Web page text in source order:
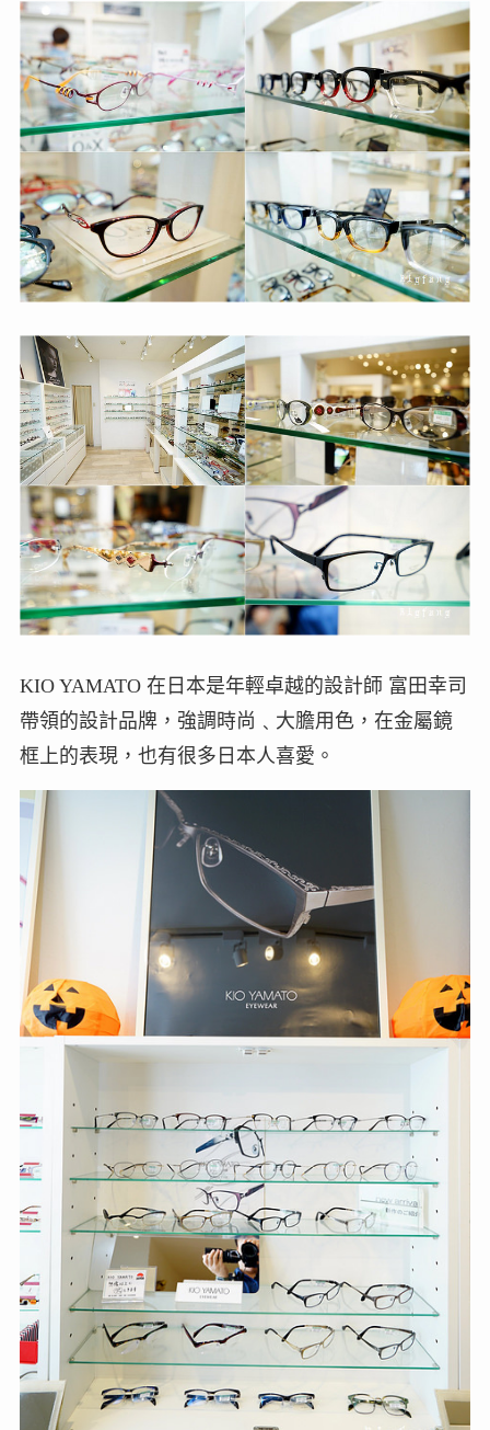
KIO YAMATO 在日本是年輕卓越的設計師 富田幸司
帶領的設計品牌，強調時尚﹑大膽用色，在金屬鏡
框上的表現，也有很多日本人喜愛。